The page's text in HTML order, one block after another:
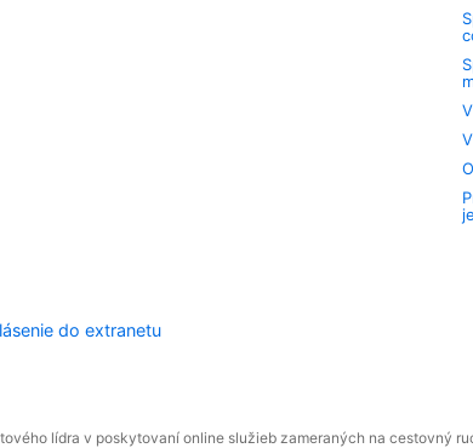
do extranetu
lídra v poskytovaní online služieb zameraných na cestovný